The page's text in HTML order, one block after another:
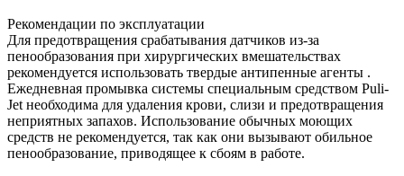
Рекомендации по эксплуатации
Для предотвращения срабатывания датчиков из-за
пенообразования при хирургических вмешательствах
рекомендуется использовать твердые антипенные агенты .
Ежедневная промывка системы специальным средством Puli-
Jet необходима для удаления крови, слизи и предотвращения
неприятных запахов. Использование обычных моющих
средств не рекомендуется, так как они вызывают обильное
пенообразование, приводящее к сбоям в работе.